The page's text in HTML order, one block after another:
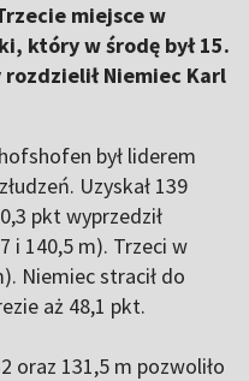
miejsce w
który w środę był 15.
Niemiec Karl
był liderem
Uzyskał 139
pkt wyprzedził
i 140,5 m). Trzeci w
Niemiec stracił do
aż 48,1 pkt.
oraz 131,5 m pozwoliło